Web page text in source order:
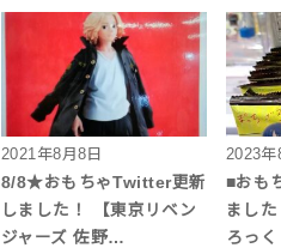
2021年8月8日
8/8★おもちゃTwitter更新
しました！ 【東京リベン
ジャーズ 佐野…
2023
■おも
まし
ろっ